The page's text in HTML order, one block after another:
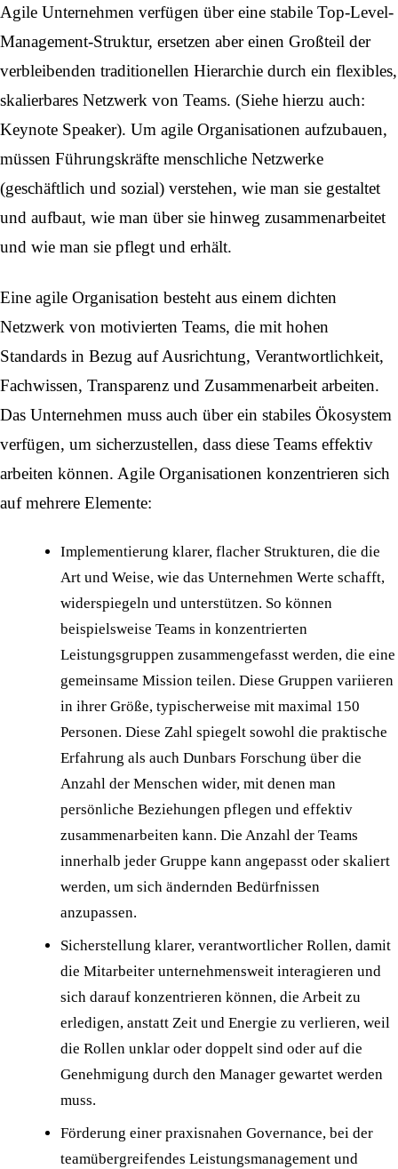
Agile Unternehmen verfügen über eine stabile Top-Level-
Management-Struktur, ersetzen aber einen Großteil der
verbleibenden traditionellen Hierarchie durch ein flexibles,
skalierbares Netzwerk von Teams. (Siehe hierzu auch:
Keynote Speaker). Um agile Organisationen aufzubauen,
müssen Führungskräfte menschliche Netzwerke
(geschäftlich und sozial) verstehen, wie man sie gestaltet
und aufbaut, wie man über sie hinweg zusammenarbeitet
und wie man sie pflegt und erhält.
Eine agile Organisation besteht aus einem dichten
Netzwerk von motivierten Teams, die mit hohen
Standards in Bezug auf Ausrichtung, Verantwortlichkeit,
Fachwissen, Transparenz und Zusammenarbeit arbeiten.
Das Unternehmen muss auch über ein stabiles Ökosystem
verfügen, um sicherzustellen, dass diese Teams effektiv
arbeiten können. Agile Organisationen konzentrieren sich
auf mehrere Elemente:
Implementierung klarer, flacher Strukturen, die die
Art und Weise, wie das Unternehmen Werte schafft,
widerspiegeln und unterstützen. So können
beispielsweise Teams in konzentrierten
Leistungsgruppen zusammengefasst werden, die eine
gemeinsame Mission teilen. Diese Gruppen variieren
in ihrer Größe, typischerweise mit maximal 150
Personen. Diese Zahl spiegelt sowohl die praktische
Erfahrung als auch Dunbars Forschung über die
Anzahl der Menschen wider, mit denen man
persönliche Beziehungen pflegen und effektiv
zusammenarbeiten kann. Die Anzahl der Teams
innerhalb jeder Gruppe kann angepasst oder skaliert
werden, um sich ändernden Bedürfnissen
anzupassen.
Sicherstellung klarer, verantwortlicher Rollen, damit
die Mitarbeiter unternehmensweit interagieren und
sich darauf konzentrieren können, die Arbeit zu
erledigen, anstatt Zeit und Energie zu verlieren, weil
die Rollen unklar oder doppelt sind oder auf die
Genehmigung durch den Manager gewartet werden
muss.
Förderung einer praxisnahen Governance, bei der
teamübergreifendes Leistungsmanagement und